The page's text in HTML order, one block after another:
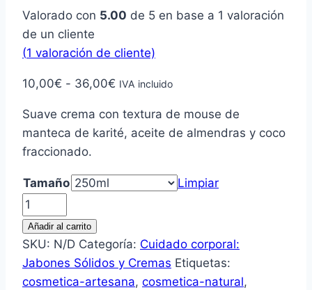
Valorado con 5.00 de 5 en base a 1 valoración
de un cliente
(1 valoración de cliente)
10,00€ - 36,00€ Rango
precios:
desde
hasta
36,00€
IVA incluido
Suave crema con textura de mouse de
manteca de karité, aceite de almendras y coco
fraccionado.
Tamaño
Limpiar
Mousse
corporal
de
karité
cantidad
Añadir al carrito
SKU: N/D Categoría: Cuidado corporal:
Jabones Sólidos y Cremas Etiquetas:
cosmetica-artesana, cosmetica-natural,